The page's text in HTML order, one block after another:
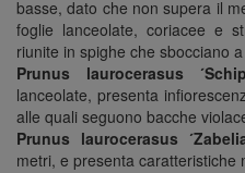
basse, dato che non supera il
foglie lanceolate, coriacee e
riunite in spighe che sbocciano
Prunus laurocerasus
lanceolate, presenta
alle quali seguono bacche
Prunus laurocerasus
metri, e presenta caratteristiche